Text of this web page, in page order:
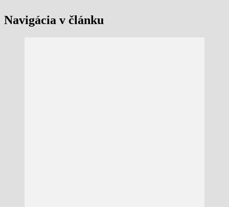
Navigácia v článku